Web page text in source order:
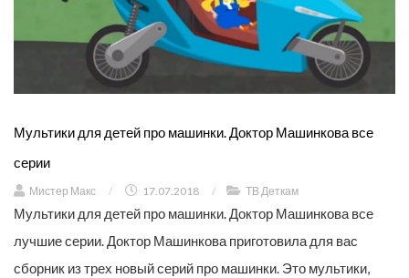
Мультики для детей про машинки. Доктор Машинкова все
серии
Мистер Макс / 17.07.2018 / ТВ Деткам
Мультики для детей про машинки. Доктор Машинкова все
лучшие серии. Доктор Машинкова приготовила для вас
сборник из трех новый серий про машинки. Это мультики,